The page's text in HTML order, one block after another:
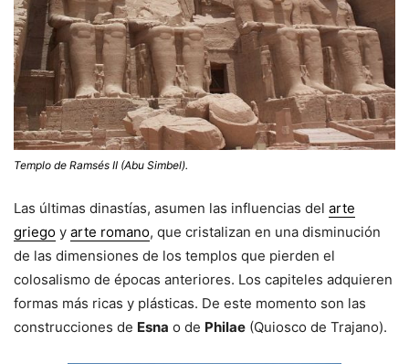
Templo de Ramsés II (Abu Simbel).
Las últimas dinastías, asumen las influencias del arte
griego y arte romano, que cristalizan en una disminución
de las dimensiones de los templos que pierden el
colosalismo de épocas anteriores. Los capiteles adquieren
formas más ricas y plásticas. De este momento son las
construcciones de Esna o de Philae (Quiosco de Trajano).